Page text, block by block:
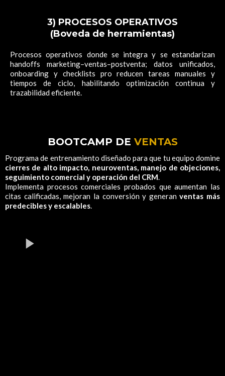
3) PROCESOS OPERATIVOS
(Boveda de herramientas)
Procesos operativos donde se integra y se estandarizan
handoffs marketing–ventas–postventa; datos unificados,
onboarding y checklists pro reducen tareas manuales y
tiempos de ciclo, habilitando optimización continua y
trazabilidad eficiente.
BOOTCAMP DE VENTAS
Programa de entrenamiento diseñado para que tu equipo domine
cierres de alto impacto, neuroventas, manejo de objeciones,
seguimiento comercial y operación del CRM.
Implementa procesos comerciales probados que aumentan las
citas calificadas, mejoran la conversión y generanventas más
predecibles y escalables.